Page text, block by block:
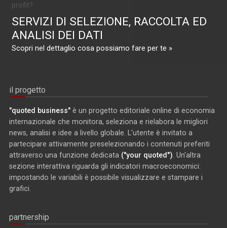
profit?
SERVIZI DI SELEZIONE, RACCOLTA ED
ANALISI DEI DATI
Scopri nel dettaglio cosa possiamo fare per te »
il progetto
"quoted business" è un progetto editoriale online di economia
internazionale che monitora, seleziona e rielabora le migliori
news, analisi e idee a livello globale. L'utente è invitato a
partecipare attivamente preselezionando i contenuti preferiti
attraverso una funzione dedicata ("your quoted"). Un'altra
sezione interattiva riguarda gli indicatori macroeconomici:
impostando le variabili è possibile visualizzare e stampare i
grafici.
partnership